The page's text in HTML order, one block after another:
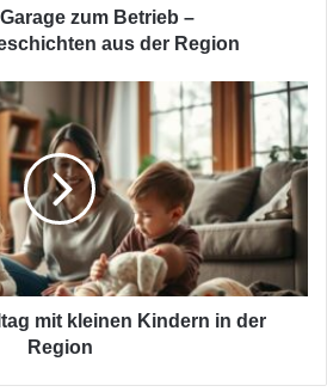
zum Betrieb –
aus der Region
mit kleinen Kindern in der
Region